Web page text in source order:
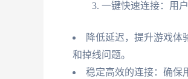
一键快速连接：用
降低延迟，提升游戏体
和掉线问题。
稳定高效的连接：确保